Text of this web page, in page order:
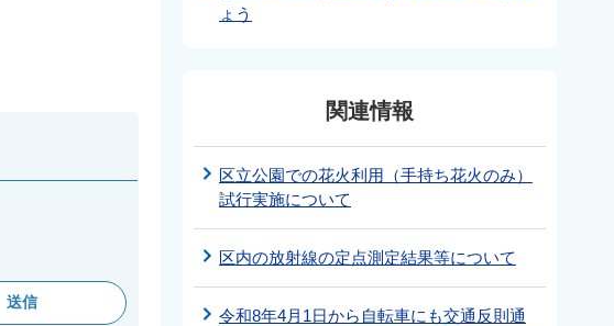
ょう
関連情報
区立公園での花火利用（手持ち花火のみ）
試行実施について
区内の放射線の定点測定結果等について
令和8年4月1日から自転車にも交通反則通